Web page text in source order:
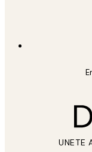
UNETE